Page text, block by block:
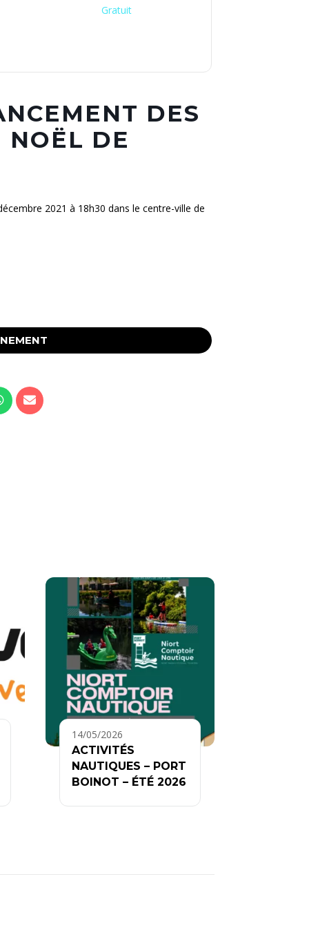
Gratuit
DES
DE
2021 à 18h30 dans le centre-ville de
14/05/2026
ACTIVITÉS
NAUTIQUES – PORT
BOINOT – ÉTÉ 2026